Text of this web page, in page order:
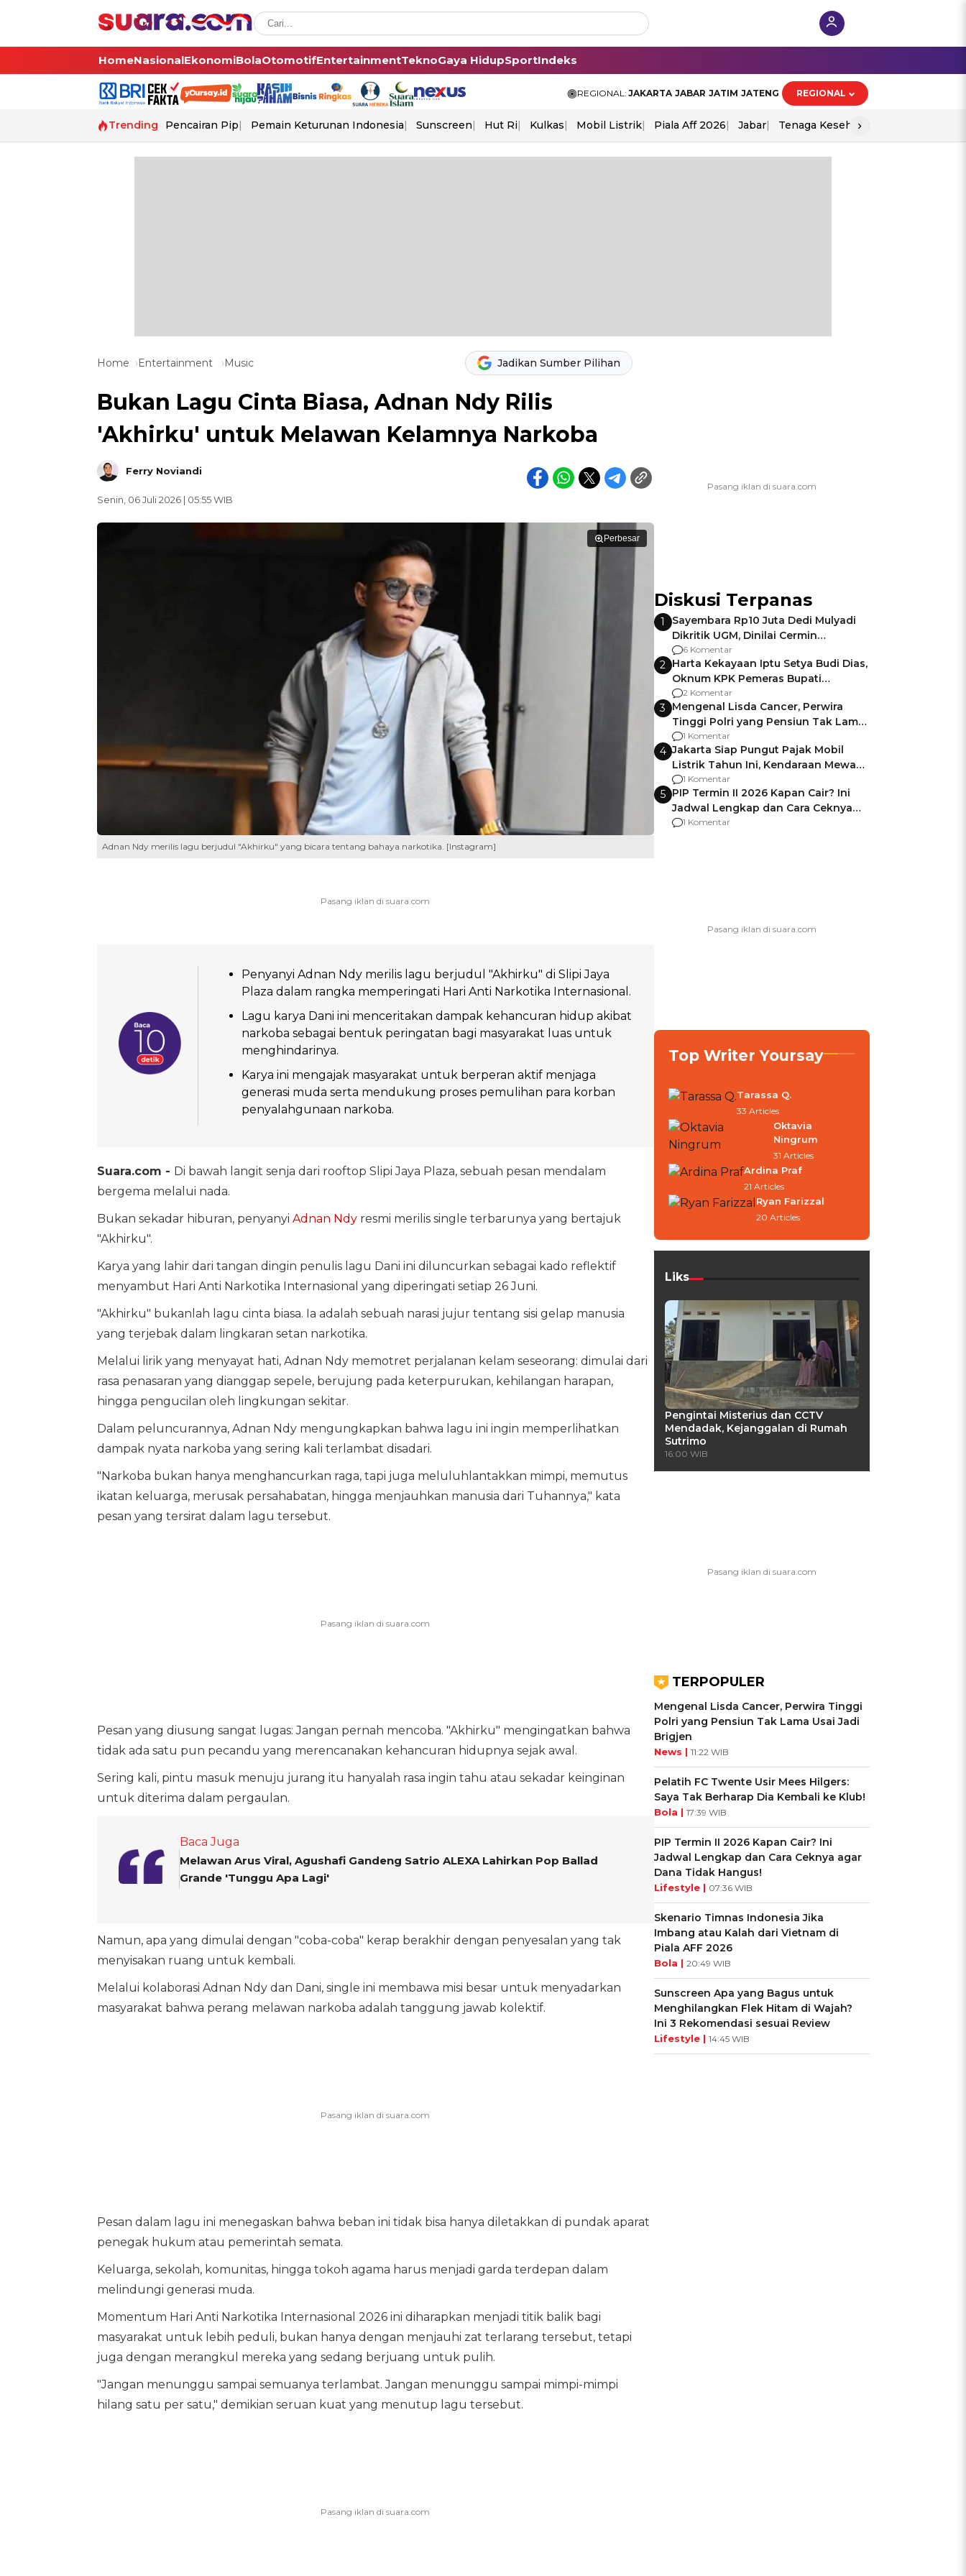
HomeNasionalEkonomiBolaOtomotifEntertainmentTeknoGaya HidupSportIndeks
REGIONAL: JAKARTA JABAR JATIM JATENG REGIONAL
Trending Pencairan Pip Pemain Keturunan Indonesia Sunscreen Hut Ri Kulkas Mobil Listrik Piala Aff 2026 Jabar Tenaga Kesehatan
›
Home Entertainment Music Jadikan Sumber Pilihan
Bukan Lagu Cinta Biasa, Adnan Ndy Rilis
'Akhirku' untuk Melawan Kelamnya Narkoba
Ferry Noviandi
Senin, 06 Juli 2026 | 05:55 WIB
Perbesar
Adnan Ndy merilis lagu berjudul "Akhirku" yang bicara tentang bahaya narkotika. [Instagram]
Penyanyi Adnan Ndy merilis lagu berjudul "Akhirku" di Slipi Jaya
Plaza dalam rangka memperingati Hari Anti Narkotika Internasional.
Lagu karya Dani ini menceritakan dampak kehancuran hidup akibat
narkoba sebagai bentuk peringatan bagi masyarakat luas untuk
menghindarinya.
Karya ini mengajak masyarakat untuk berperan aktif menjaga
generasi muda serta mendukung proses pemulihan para korban
penyalahgunaan narkoba.
Suara.com - Di bawah langit senja dari rooftop Slipi Jaya Plaza, sebuah pesan mendalam
bergema melalui nada.
Bukan sekadar hiburan, penyanyi Adnan Ndyresmi merilis single terbarunya yang bertajuk
"Akhirku".
Karya yang lahir dari tangan dingin penulis lagu Dani ini diluncurkan sebagai kado reflektif
menyambut Hari Anti Narkotika Internasional yang diperingati setiap 26 Juni.
"Akhirku" bukanlah lagu cinta biasa. Ia adalah sebuah narasi jujur tentang sisi gelap manusia
yang terjebak dalam lingkaran setan narkotika.
Melalui lirik yang menyayat hati, Adnan Ndy memotret perjalanan kelam seseorang: dimulai dari
rasa penasaran yang dianggap sepele, berujung pada keterpurukan, kehilangan harapan,
hingga pengucilan oleh lingkungan sekitar.
Dalam peluncurannya, Adnan Ndy mengungkapkan bahwa lagu ini ingin memperlihatkan
dampak nyata narkoba yang sering kali terlambat disadari.
"Narkoba bukan hanya menghancurkan raga, tapi juga meluluhlantakkan mimpi, memutus
ikatan keluarga, merusak persahabatan, hingga menjauhkan manusia dari Tuhannya," kata
pesan yang tersirat dalam lagu tersebut.
Pesan yang diusung sangat lugas: Jangan pernah mencoba. "Akhirku" mengingatkan bahwa
tidak ada satu pun pecandu yang merencanakan kehancuran hidupnya sejak awal.
Sering kali, pintu masuk menuju jurang itu hanyalah rasa ingin tahu atau sekadar keinginan
untuk diterima dalam pergaulan.
Baca Juga
Melawan Arus Viral, Agushafi Gandeng Satrio ALEXA Lahirkan Pop Ballad
Grande 'Tunggu Apa Lagi'
Namun, apa yang dimulai dengan "coba-coba" kerap berakhir dengan penyesalan yang tak
menyisakan ruang untuk kembali.
Melalui kolaborasi Adnan Ndy dan Dani, single ini membawa misi besar untuk menyadarkan
masyarakat bahwa perang melawan narkoba adalah tanggung jawab kolektif.
Pesan dalam lagu ini menegaskan bahwa beban ini tidak bisa hanya diletakkan di pundak aparat
penegak hukum atau pemerintah semata.
Keluarga, sekolah, komunitas, hingga tokoh agama harus menjadi garda terdepan dalam
melindungi generasi muda.
Momentum Hari Anti Narkotika Internasional 2026 ini diharapkan menjadi titik balik bagi
masyarakat untuk lebih peduli, bukan hanya dengan menjauhi zat terlarang tersebut, tetapi
juga dengan merangkul mereka yang sedang berjuang untuk pulih.
"Jangan menunggu sampai semuanya terlambat. Jangan menunggu sampai mimpi-mimpi
hilang satu per satu," demikian seruan kuat yang menutup lagu tersebut.
Diskusi Terpanas
1
Sayembara Rp10 Juta Dedi Mulyadi
Dikritik UGM, Dinilai Cermin
Gagalnya Negara Jamin Keamanan
6 Komentar
2 Harta Kekayaan Iptu Setya Budi Dias,
Oknum KPK Pemeras Bupati
Pemalang
2 Komentar
3 Mengenal Lisda Cancer, Perwira
Tinggi Polri yang Pensiun Tak Lama
Usai Jadi Brigjen
1 Komentar
4 Jakarta Siap Pungut Pajak Mobil
Listrik Tahun Ini, Kendaraan Mewah
Kena hingga 75% PKB
1 Komentar
5 PIP Termin II 2026 Kapan Cair? Ini
Jadwal Lengkap dan Cara Ceknya
agar Dana Tidak Hangus!
1 Komentar
Top Writer Yoursay
Tarassa Q.
33 Articles
Oktavia
Ningrum
31 Articles
Ardina Praf
21 Articles
Ryan Farizzal
20 Articles
Liks
Pengintai Misterius dan CCTV
Mendadak, Kejanggalan di Rumah
Sutrimo
16:00 WIB
TERPOPULER
Mengenal Lisda Cancer, Perwira Tinggi
Polri yang Pensiun Tak Lama Usai Jadi
Brigjen
News | 11:22 WIB
Pelatih FC Twente Usir Mees Hilgers:
Saya Tak Berharap Dia Kembali ke Klub!
Bola | 17:39 WIB
PIP Termin II 2026 Kapan Cair? Ini
Jadwal Lengkap dan Cara Ceknya agar
Dana Tidak Hangus!
Lifestyle | 07:36 WIB
Skenario Timnas Indonesia Jika
Imbang atau Kalah dari Vietnam di
Piala AFF 2026
Bola | 20:49 WIB
Sunscreen Apa yang Bagus untuk
Menghilangkan Flek Hitam di Wajah?
Ini 3 Rekomendasi sesuai Review
Lifestyle | 14:45 WIB